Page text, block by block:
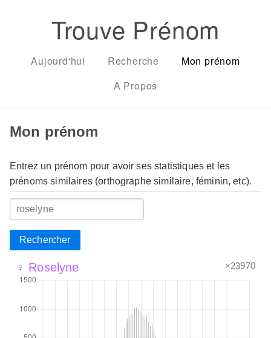
Trouve Prénom
Aujourd'hui Recherche
Mon prénom
A Propos
Mon prénom
Entrez un prénom pour avoir ses statistiques et les
prénoms similaires (orthographe similaire, féminin, etc).
Rechercher
♀ Roselyne ×23970